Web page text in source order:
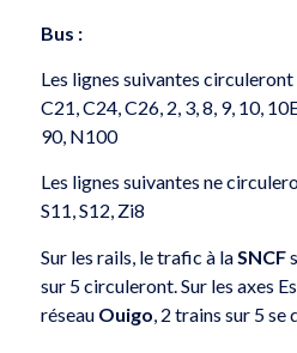
Bus :
Les lignes suivantes circuleront
C21, C24, C26, 2, 3, 8, 9, 10,
90, N100
Les lignes suivantes ne
S11, S12, Zi8
Sur les rails, le trafic à la SNCF
sur 5 circuleront. Sur les axes
réseau Ouigo , 2 trains sur 5